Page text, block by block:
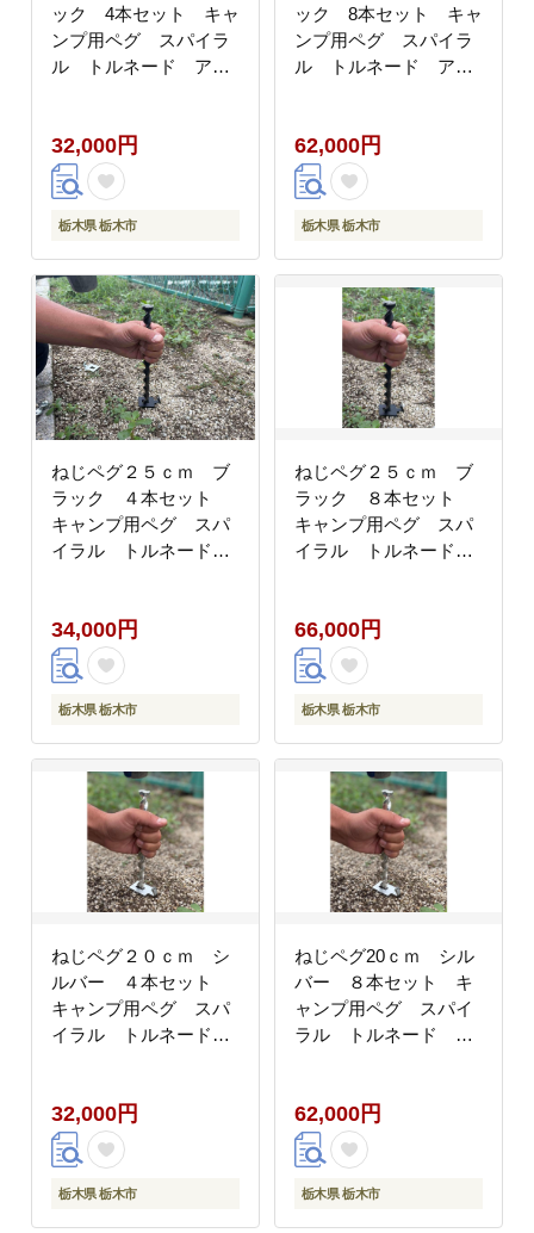
ック 4本セット キャ
ンプ用ペグ スパイラ
ル トルネード アウ
】
32,000円
栃木県 栃木市
ック 8本セット キャ
ンプ用ペグ スパイラ
ル トルネード アウ
】
62,000円
栃木県 栃木市
ねじペグ２５ｃｍ ブ
ラック ４本セット
キャンプ用ペグ スパ
イラル トルネード
】
34,000円
栃木県 栃木市
ねじペグ２５ｃｍ ブ
ラック ８本セット
キャンプ用ペグ スパ
イラル トルネード
】
66,000円
栃木県 栃木市
ねじペグ２０ｃｍ シ
ルバー ４本セット
キャンプ用ペグ スパ
イラル トルネード
め 】
32,000円
栃木県 栃木市
ねじペグ20ｃｍ シル
バー ８本セット キ
ャンプ用ペグ スパイ
ラル トルネード ア
】
62,000円
栃木県 栃木市